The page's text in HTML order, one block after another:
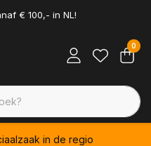
€ 100,- in NL!
0
in de regio